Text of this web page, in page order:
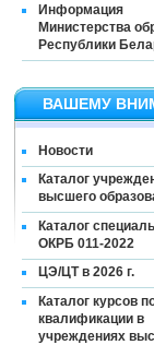
Информация
Министерства
Республики
ВАШЕМУ
Новости
Каталог
высшего
Каталог
ОКРБ 011-2022
ЦЭ/ЦТ в 2026 г.
Каталог курсов
квалификации в
учреждениях